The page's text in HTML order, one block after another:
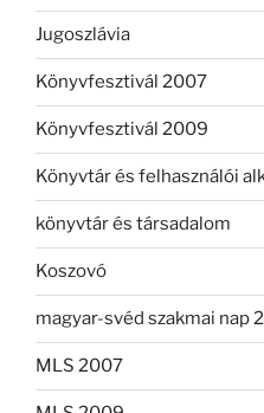
Jugoszlávia
Könyvfesztivál 2007
Könyvfesztivál 2009
Könyvtár és felhasználói
könyvtár és társadalom
Koszovó
magyar-svéd szakmai nap
MLS 2007